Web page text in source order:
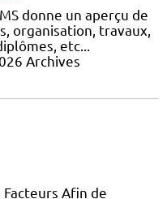
donne un aperçu de
organisation, travaux,
etc...
Archives
Afin de